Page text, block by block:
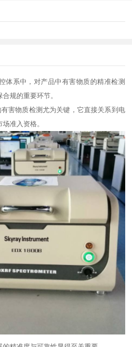
体系中，对产品中有害物质的精准检测
规的重要环节。
害物质检测尤为关键，它直接关系到电
准入资格。